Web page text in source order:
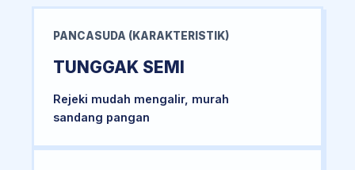
PANCASUDA (KARAKTERISTIK)
TUNGGAK SEMI
Rejeki mudah mengalir, murah
sandang pangan